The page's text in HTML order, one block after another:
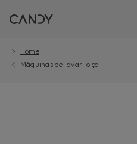
Home
Máquinas de lavar loiça